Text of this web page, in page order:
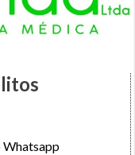
Whatsapp